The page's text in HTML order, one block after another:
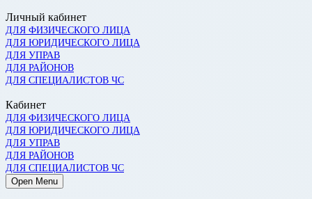
Личный кабинет
ДЛЯ ФИЗИЧЕСКОГО ЛИЦА
ДЛЯ ЮРИДИЧЕСКОГО ЛИЦА
ДЛЯ УПРАВ
ДЛЯ РАЙОНОВ
ДЛЯ СПЕЦИАЛИСТОВ ЧС
Кабинет
ДЛЯ ФИЗИЧЕСКОГО ЛИЦА
ДЛЯ ЮРИДИЧЕСКОГО ЛИЦА
ДЛЯ УПРАВ
ДЛЯ РАЙОНОВ
ДЛЯ СПЕЦИАЛИСТОВ ЧС
Open Menu